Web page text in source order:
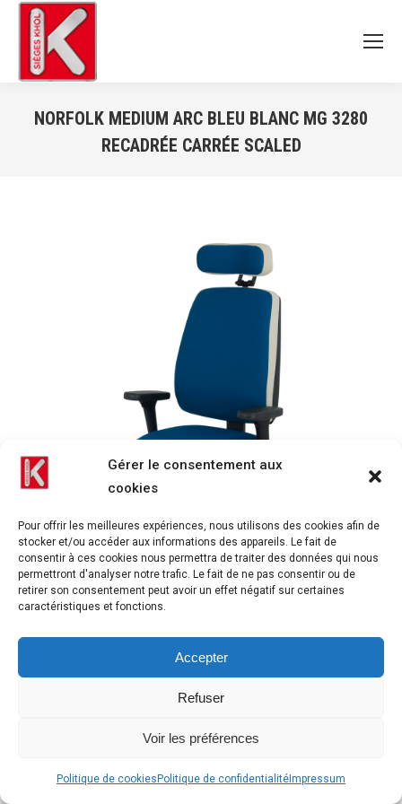
Gérer le consentement aux
cookies
Pour offrir les meilleures expériences, nous utilisons des cookies afin de
stocker et/ou accéder aux informations des appareils. Le fait de
consentir à ces cookies nous permettra de traiter des données qui nous
permettront d'analyser notre trafic. Le fait de ne pas consentir ou de
retirer son consentement peut avoir un effet négatif sur certaines
caractéristiques et fonctions.
Accepter
Refuser
Voir les préférences
Politique de cookies Politique de confidentialité Impressum
NORFOLK MEDIUM ARC BLEU BLANC MG 3280
RECADRÉE CARRÉE SCALED